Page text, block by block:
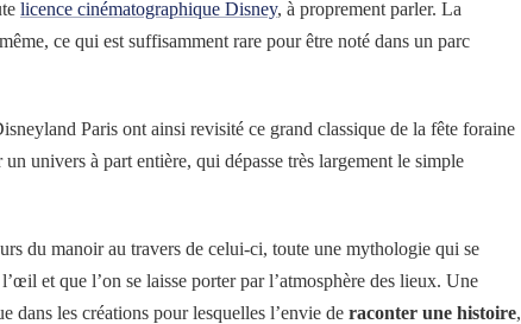
licence cinématographique Disney, à proprement parler. La
ce qui est suffisamment rare pour être noté dans un parc
Paris ont ainsi revisité ce grand classique de la fête foraine
univers à part entière, qui dépasse très largement le simple
du manoir au travers de celui-ci, toute une mythologie qui se
et que l’on se laisse porter par l’atmosphère des lieux. Une
dans les créations pour lesquelles l’envie de raconter une histoire,